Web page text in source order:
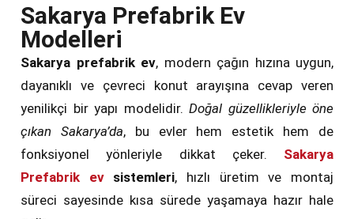
Sakarya Prefabrik Ev
Modelleri
Sakarya prefabrik ev, modern çağın hızına uygun,
dayanıklı ve çevreci konut arayışına cevap veren
yenilikçi bir yapı modelidir. Doğal güzellikleriyle öne
çıkan Sakarya’da, bu evler hem estetik hem de
fonksiyonel yönleriyle dikkat çeker. Sakarya
Prefabrik evsistemleri, hızlı üretim ve montaj
süreci sayesinde kısa sürede yaşamaya hazır hale